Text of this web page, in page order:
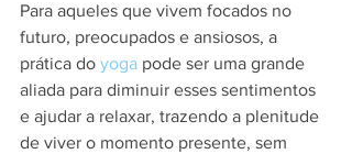
Para aqueles que vivem focados no
futuro, preocupados e ansiosos, a
prática do yoga pode ser uma grande
aliada para diminuir esses sentimentos
e ajudar a relaxar, trazendo a plenitude
de viver o momento presente, sem